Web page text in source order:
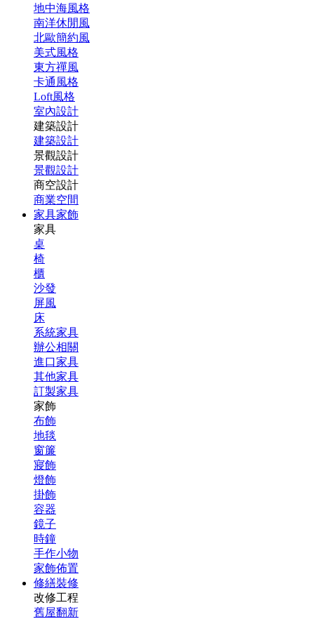
地中海風格
南洋休閒風
北歐簡約風
美式風格
東方禪風
卡通風格
Loft風格
室內設計
建築設計
建築設計
景觀設計
景觀設計
商空設計
商業空間
家具家飾
家具
桌
椅
櫃
沙發
屏風
床
系統家具
辦公相關
進口家具
其他家具
訂製家具
家飾
布飾
地毯
窗簾
寢飾
燈飾
掛飾
容器
鏡子
時鐘
手作小物
家飾佈置
修繕裝修
改修工程
舊屋翻新